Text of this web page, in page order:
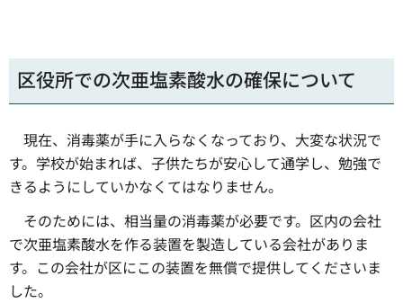
区役所での次亜塩素酸水の確保について
現在、消毒薬が手に入らなくなっており、大変な状況で
す。学校が始まれば、子供たちが安心して通学し、勉強で
きるようにしていかなくてはなりません。
そのためには、相当量の消毒薬が必要です。区内の会社
で次亜塩素酸水を作る装置を製造している会社がありま
す。この会社が区にこの装置を無償で提供してくださいま
した。